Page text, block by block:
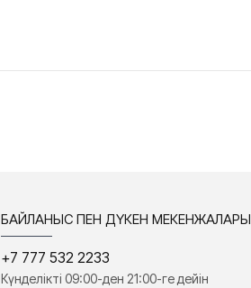
БАЙЛАНЫС ПЕН ДҮКЕН МЕКЕНЖАЛАРЫ
+7 777 532 2233
Күнделікті 09:00-ден 21:00-ге дейін